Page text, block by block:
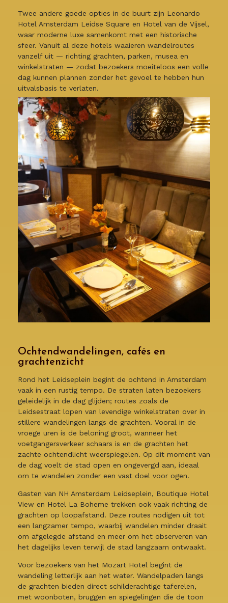
Twee andere goede opties in de buurt zijn Leonardo
Hotel Amsterdam Leidse Square en Hotel van de Vijsel,
waar moderne luxe samenkomt met een historische
sfeer. Vanuit al deze hotels waaieren wandelroutes
vanzelf uit — richting grachten, parken, musea en
winkelstraten — zodat bezoekers moeiteloos een volle
dag kunnen plannen zonder het gevoel te hebben hun
uitvalsbasis te verlaten.
Ochtendwandelingen, cafés en
grachtenzicht
Rond het Leidseplein begint de ochtend in Amsterdam
vaak in een rustig tempo. De straten laten bezoekers
geleidelijk in de dag glijden; routes zoals de
Leidsestraat lopen van levendige winkelstraten over in
stillere wandelingen langs de grachten. Vooral in de
vroege uren is de beloning groot, wanneer het
voetgangersverkeer schaars is en de grachten het
zachte ochtendlicht weerspiegelen. Op dit moment van
de dag voelt de stad open en ongevergd aan, ideaal
om te wandelen zonder een vast doel voor ogen.
Gasten van NH Amsterdam Leidseplein, Boutique Hotel
View en Hotel La Boheme trekken ook vaak richting de
grachten op loopafstand. Deze routes nodigen uit tot
een langzamer tempo, waarbij wandelen minder draait
om afgelegde afstand en meer om het observeren van
het dagelijks leven terwijl de stad langzaam ontwaakt.
Voor bezoekers van het Mozart Hotel begint de
wandeling letterlijk aan het water. Wandelpaden langs
de grachten bieden direct schilderachtige taferelen,
met woonboten, bruggen en spiegelingen die de toon